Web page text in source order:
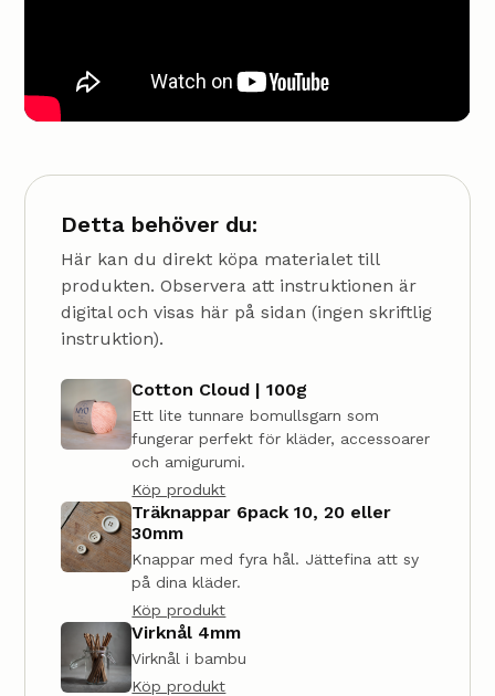
Detta behöver du:
Här kan du direkt köpa materialet till
produkten. Observera att instruktionen är
digital och visas här på sidan (ingen skriftlig
instruktion).
Cotton Cloud | 100g
Ett lite tunnare bomullsgarn som
fungerar perfekt för kläder, accessoarer
och amigurumi.
Köp produkt
Träknappar 6pack 10, 20 eller
30mm
Knappar med fyra hål. Jättefina att sy
på dina kläder.
Köp produkt
Virknål 4mm
Virknål i bambu
Köp produkt